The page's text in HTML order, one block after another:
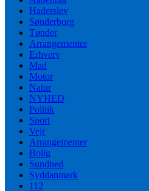
Haderslev
Sønderborg
Tønder
Arrangementer
Erhverv
Mad
Motor
Natur
NYHED
Politik
Sport
Vejr
Arrangementer
Bolig
Sundhed
Syddanmark
112